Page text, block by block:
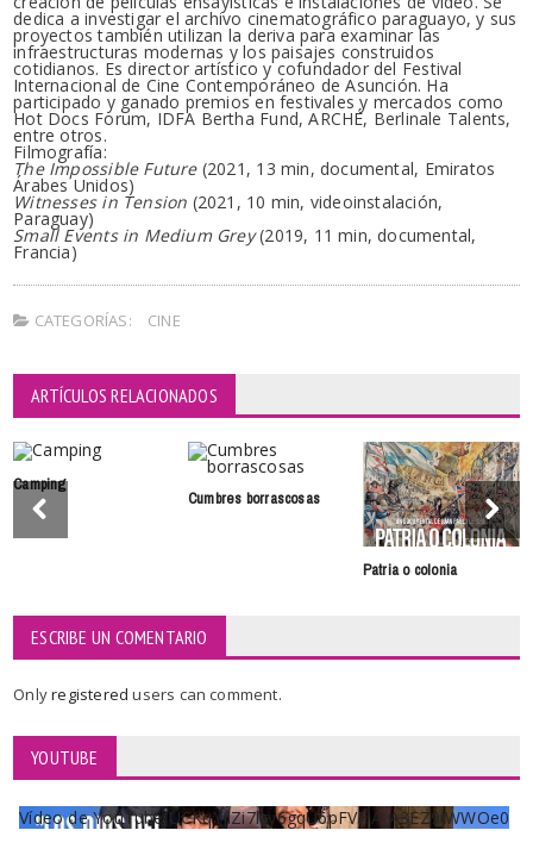
dedica a investigar el archivo cinematográfico paraguayo, y sus
proyectos también utilizan la deriva para examinar las
infraestructuras modernas y los paisajes construidos
cotidianos. Es director artístico y cofundador del Festival
Internacional de Cine Contemporáneo de Asunción. Ha
participado y ganado premios en festivales y mercados como
Hot Docs Forum, IDFA Bertha Fund, ARCHÉ, Berlinale Talents,
entre otros.
Filmografía:
The Impossible Future(2021, 13 min, documental, Emiratos
Árabes Unidos)
Witnesses in Tension (2021, 10 min, videoinstalación,
Paraguay)
Small Events in Medium Grey(2019, 11 min, documental,
Francia)
CATEGORÍAS: CINE
ARTÍCULOS RELACIONADOS
Camping
Cumbres borrascosas
Patria o colonia
ESCRIBE UN COMENTARIO
Onlyregisteredusers can comment.
YOUTUBE
Vídeo de YouTube UCKqYjiZi7lzy6gqU6pFVFiA_A3EZ9JWWOe0